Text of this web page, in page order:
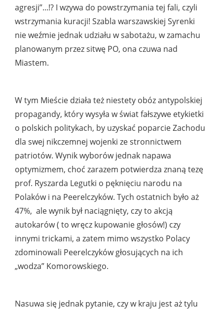
agresji”...!? I wzywa do powstrzymania tej fali, czyli
wstrzymania kuracji! Szabla warszawskiej Syrenki
nie weźmie jednak udziału w sabotażu, w zamachu
planowanym przez sitwę PO, ona czuwa nad
Miastem.
W tym Mieście działa też niestety obóz antypolskiej
propagandy, który wysyła w świat fałszywe etykietki
o polskich politykach, by uzyskać poparcie Zachodu
dla swej nikczemnej wojenki ze stronnictwem
patriotów. Wynik wyborów jednak napawa
optymizmem, choć zarazem potwierdza znaną tezę
prof. Ryszarda Legutki o pęknięciu narodu na
Polaków i na Peerelczyków. Tych ostatnich było aż
47%, ale wynik był naciągnięty, czy to akcją
autokarów ( to wręcz kupowanie głosów!) czy
innymi trickami, a zatem mimo wszystko Polacy
zdominowali Peerelczyków głosujących na ich
„wodza” Komorowskiego.
Nasuwa się jednak pytanie, czy w kraju jest aż tylu